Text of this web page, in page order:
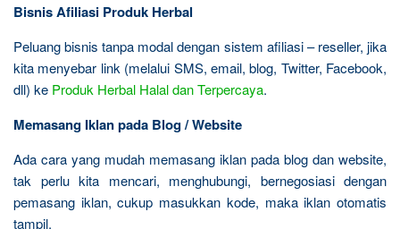
Bisnis Afiliasi Produk Herbal
Peluang bisnis tanpa modal dengan sistem afiliasi – reseller, jika
kita menyebar link (melalui SMS, email, blog, Twitter, Facebook,
dll) ke Produk Herbal Halal dan Terpercaya.
Memasang Iklan pada Blog / Website
Ada cara yang mudah memasang iklan pada blog dan website,
tak perlu kita mencari, menghubungi, bernegosiasi dengan
pemasang iklan, cukup masukkan kode, maka iklan otomatis
tampil.